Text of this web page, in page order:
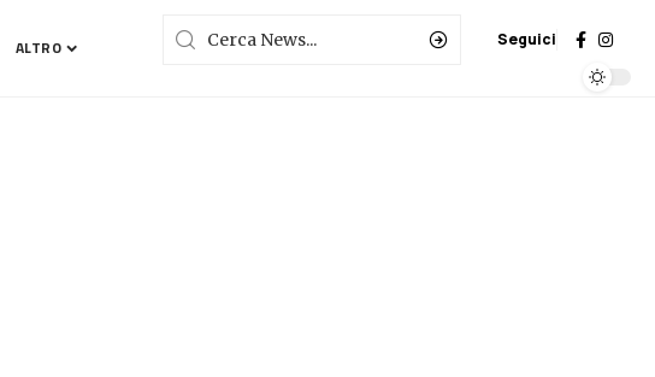
ALTRO Seguici